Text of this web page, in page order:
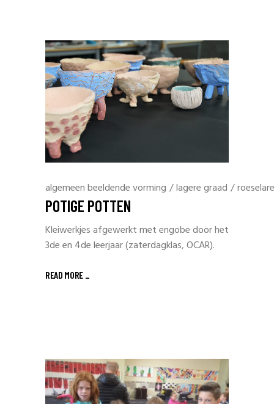
algemeen beeldende vorming /lagere graad /
POTIGE POTTEN
Kleiwerkjes afgewerkt met engobe door het
3de en 4de leerjaar (zaterdagklas, OCAR).
READ MORE _